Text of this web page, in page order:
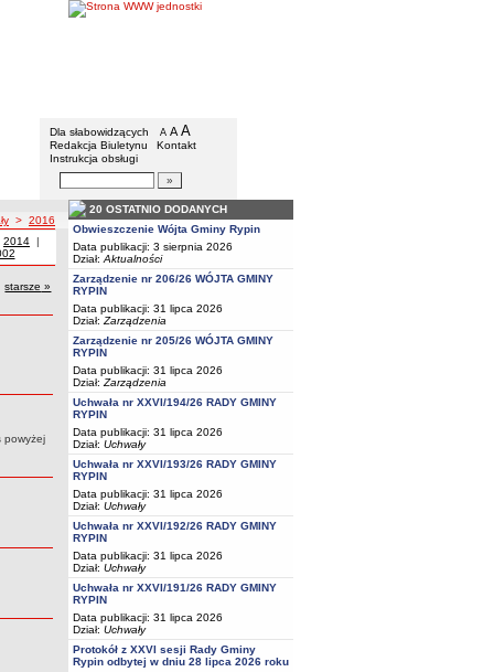
Gmina Rypin
Menu dodatkowe
Dla słabowidzących A pomniejsz czcionkę
A standardowy rozmiar czcionki
A
Redakcja Biuletynu
Kontakt
Instrukcja obsługi
Wyszukiwarka artykułów
> 2016
z roku
Uchwały z roku
2014 |
Uchwały z roku
z roku
starsze uchwały
»
powyżej
20 OSTATNIO DODANYCH
Obwieszczenie Wójta Gminy Rypin
Data publikacji: 3 sierpnia 2026
Dział: Aktualności
Zarządzenie nr 206/26 WÓJTA GMINY
RYPIN
Data publikacji: 31 lipca 2026
Dział: Zarządzenia
Zarządzenie nr 205/26 WÓJTA GMINY
RYPIN
Data publikacji: 31 lipca 2026
Dział: Zarządzenia
Uchwała nr XXVI/194/26 RADY GMINY
RYPIN
Data publikacji: 31 lipca 2026
Dział: Uchwały
Uchwała nr XXVI/193/26 RADY GMINY
RYPIN
Data publikacji: 31 lipca 2026
Dział: Uchwały
Uchwała nr XXVI/192/26 RADY GMINY
RYPIN
Data publikacji: 31 lipca 2026
Dział: Uchwały
Uchwała nr XXVI/191/26 RADY GMINY
RYPIN
Data publikacji: 31 lipca 2026
Dział: Uchwały
Protokół z XXVI sesji Rady Gminy
Rypin odbytej w dniu 28 lipca 2026 roku